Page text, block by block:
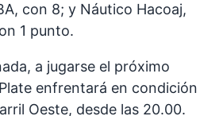
con 8; y Náutico Hacoaj,
1 punto.
a jugarse el próximo
enfrentará en condición
Oeste, desde las 20.00.